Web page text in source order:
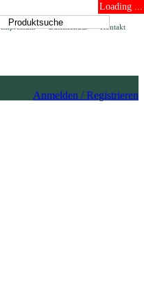
Loading ...
Kontakt
Datenschutz
Impressum
Anmelden / Registrieren